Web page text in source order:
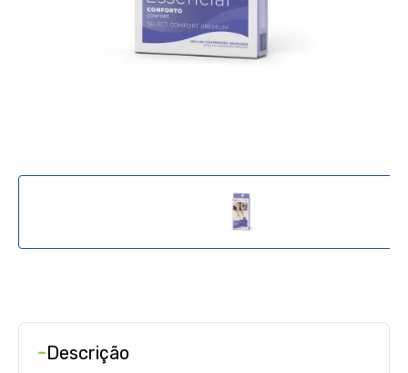
-Descrição